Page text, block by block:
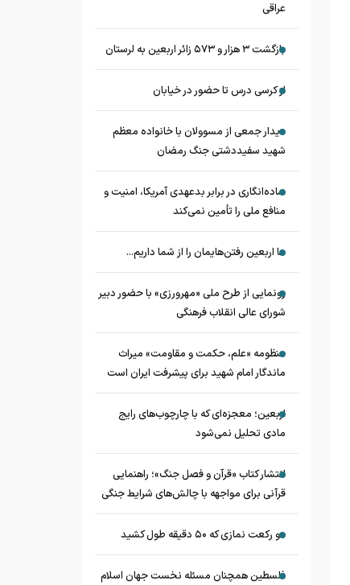
عراقی
بازگشت ۳ هزار و ۵۷۳ زائر اربعین به لرستان
از کرسی درس تا حضور در خیابان
دیدار جمعی از مسوولان با خانواده معظم
شهید سفیددشتی جنگ رمضان
ساده‌انگاری در برابر بدعهدی آمریکا، امنیت و
منافع ملی را تأمین نمی‌کند
ما اربعین رفتن‌هایمان را از شما داریم...
رونمایی از طرح ملی «مهرورزی» با حضور دبیر
شورای عالی انقلاب فرهنگی
منظومه «علم، حکمت و مقاومت» میراث
ماندگار امام شهید برای پیشرفت ایران است
اربعین؛ معجزه‌ای که با چارچوب‌های رایج
مادی تحلیل نمی‌شود
انتشار کتاب «قرآن و فصل جنگ»؛ راهنمایی
قرآنی برای مواجهه با چالش‌های شرایط جنگی
دو رکعت نمازی که ۵۰ دقیقه طول کشید
فلسطین همچنان مسئله نخست جهان اسلام